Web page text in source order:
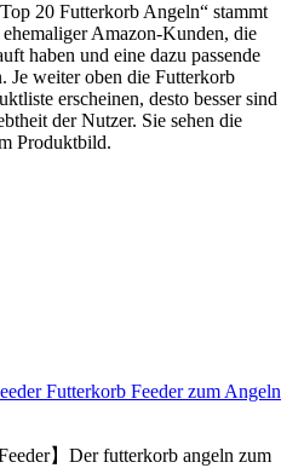
20 Futterkorb Angeln“ stammt
Amazon-Kunden, die
haben und eine dazu passende
Je weiter oben die Futterkorb
erscheinen, desto besser sind
der Nutzer. Sie sehen die
Produktbild.
Futterkorb Feeder zum Angeln
】Der futterkorb angeln zum